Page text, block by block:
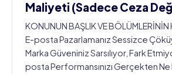
Maliyeti (Sadece Ceza
KONUNUN BAŞLIK VE BÖLÜMLERİNİN
E-posta Pazarlamanız Sessizce
Marka Güveniniz Sarsılıyor, Fark
posta Performansınızı Gerçekten